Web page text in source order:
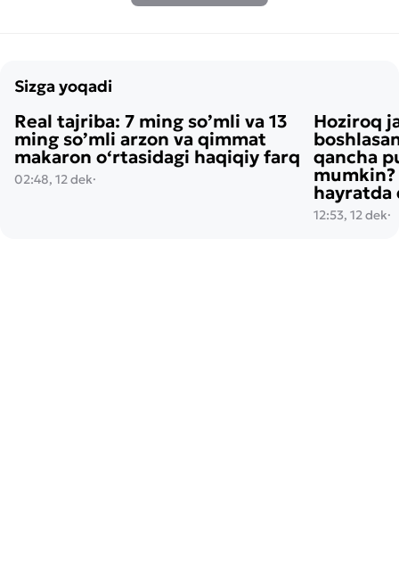
Sizga yoqadi
Real tajriba: 7 ming so’mli va 13
ming so’mli arzon va qimmat
makaron o‘rtasidagi haqiqiy farq
02:48, 12 dek·
Hoziroq
qancha
mumkin?
hayratda
12:53, 12 dek·